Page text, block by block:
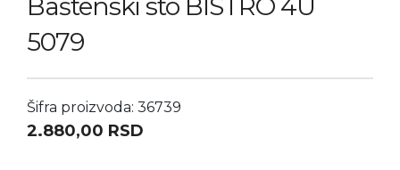
Baštenski sto BISTRO 4U
5079
Šifra proizvoda: 36739
2.880,00 RSD